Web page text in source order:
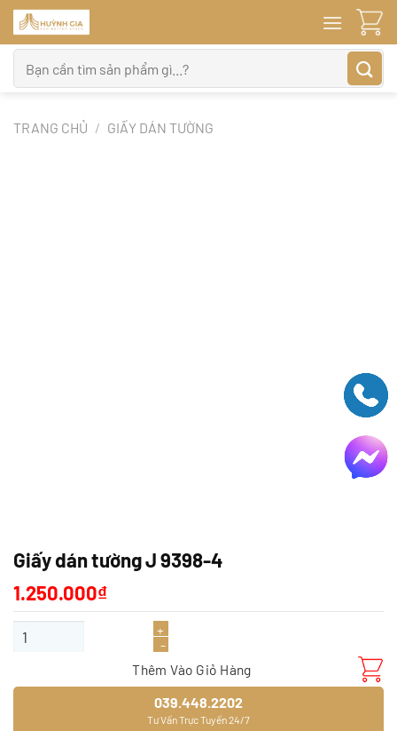
Bỏ
qua
nội
dung
kiếm:
TRANG CHỦ / GIẤY DÁN TƯỜNG
Giấy dán tường J 9398-4
1.250.000₫
Giấy dán tường J 9398-4 số lượng
Thêm Vào Giỏ Hàng
039.448.2202
Tư Vấn Trực Tuyến 24/7